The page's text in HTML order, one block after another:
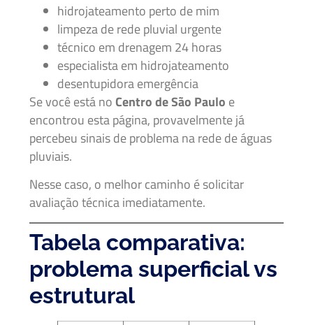
hidrojateamento perto de mim
limpeza de rede pluvial urgente
técnico em drenagem 24 horas
especialista em hidrojateamento
desentupidora emergência
Se você está no Centro de São Paulo e
encontrou esta página, provavelmente já
percebeu sinais de problema na rede de águas
pluviais.
Nesse caso, o melhor caminho é solicitar
avaliação técnica imediatamente.
Tabela comparativa:
problema superficial vs
estrutural